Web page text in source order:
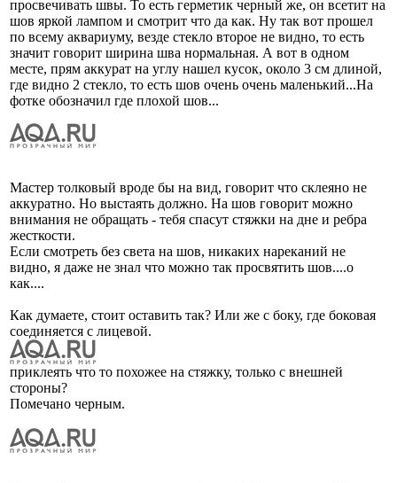
просвечивать швы. То есть герметик черный же, он всетит на
шов яркой лампом и смотрит что да как. Ну так вот прошел
по всему аквариуму, везде стекло второе не видно, то есть
значит говорит ширина шва нормальная. А вот в одном
месте, прям аккурат на углу нашел кусок, около 3 см длиной,
где видно 2 стекло, то есть шов очень очень маленький...На
фотке обозначил где плохой шов...
Мастер толковый вроде бы на вид, говорит что склеяно не
аккуратно. Но выстаять должно. На шов говорит можно
внимания не обращать - тебя спасут стяжки на дне и ребра
жесткости.
Если смотреть без света на шов, никаких нареканий не
видно, я даже не знал что можно так просвятить шов....о
как....
Как думаете, стоит оставить так? Или же с боку, где боковая
соединяется с лицевой.
приклеять что то похожее на стяжку, только с внешней
стороны?
Помечано черным.